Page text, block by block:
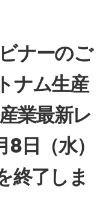
ナーのご
ナム生産
業最新レ
日（水）
終了しま